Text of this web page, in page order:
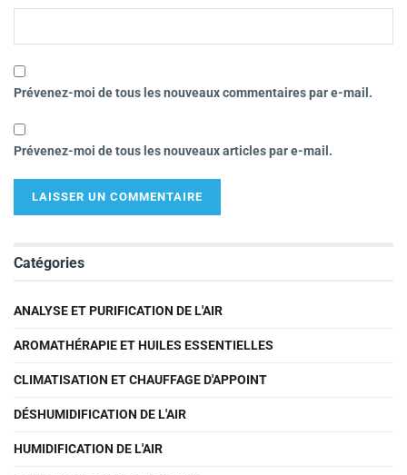
Prévenez-moi de tous les nouveaux commentaires par e-mail.
Prévenez-moi de tous les nouveaux articles par e-mail.
Catégories
ANALYSE ET PURIFICATION DE L'AIR
AROMATHÉRAPIE ET HUILES ESSENTIELLES
CLIMATISATION ET CHAUFFAGE D'APPOINT
DÉSHUMIDIFICATION DE L'AIR
HUMIDIFICATION DE L'AIR